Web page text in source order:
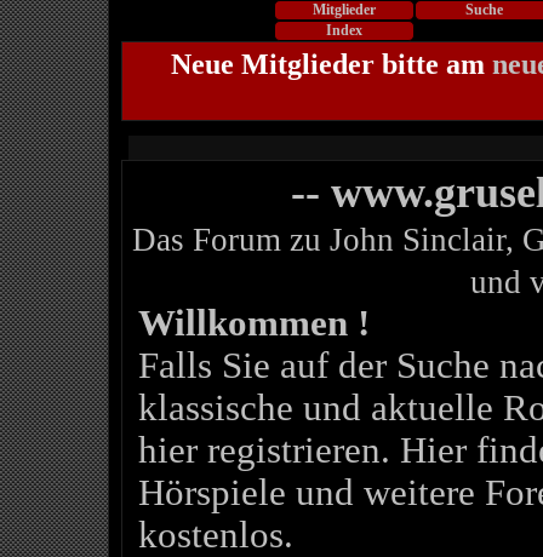
Mitglieder
Suche
Index
Neue Mitglieder bitte am
--
Das Forum zu John Sinclair,
und
Willkommen !
Falls Sie auf der Suche
klassische und aktuelle
hier registrieren. Hier
Hörspiele und weitere
kostenlos.